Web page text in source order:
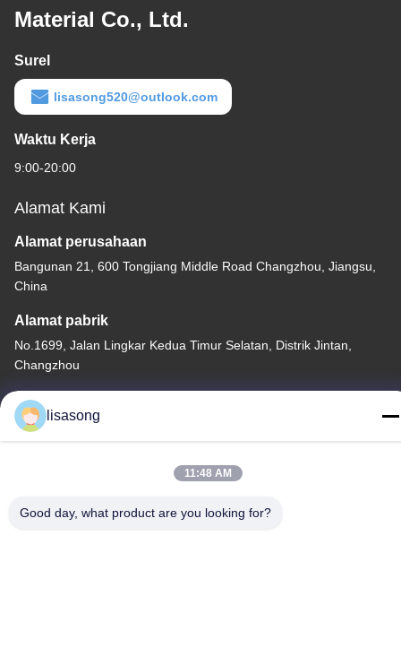
Material Co., Ltd.
Surel
lisasong520@outlook.com
Waktu Kerja
9:00-20:00
Alamat Kami
Alamat perusahaan
Bangunan 21, 600 Tongjiang Middle Road Changzhou, Jiangsu,
China
Alamat pabrik
No.1699, Jalan Lingkar Kedua Timur Selatan, Distrik Jintan,
Changzhou
Tel
86--18112317931
lisasong
11:48 AM
Good day, what product are you looking for?